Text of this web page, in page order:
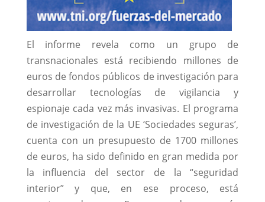
El informe revela como un grupo de
transnacionales está recibiendo millones de
euros de fondos públicos de investigación para
desarrollar tecnologías de vigilancia y
espionaje cada vez más invasivas. El programa
de investigación de la UE ‘Sociedades seguras’,
cuenta con un presupuesto de 1700 millones
de euros, ha sido deﬁnido en gran medida por
la inﬂuencia del sector de la “seguridad
interior” y que, en ese proceso, está